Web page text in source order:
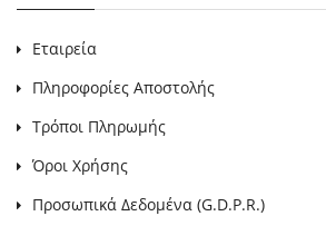
Εταιρεία
Πληροφορίες Αποστολής
Τρόποι Πληρωμής
Όροι Χρήσης
Προσωπικά Δεδομένα (G.D.P.R.)